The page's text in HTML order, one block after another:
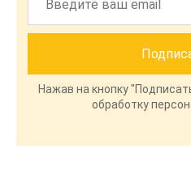
Нажав на кнопку
обработку